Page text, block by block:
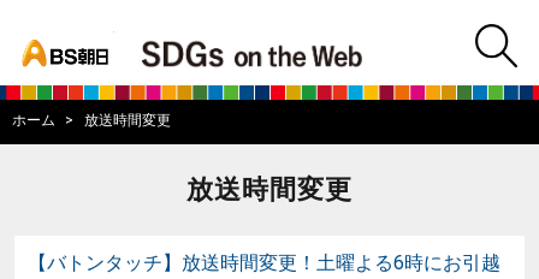
BS朝日SDGs
ホーム 放送時間変更
放送時間変更
【バトンタッチ】放送時間変更！土曜よる6時にお引越